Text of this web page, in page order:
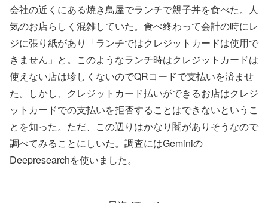
会社の近くにある焼き鳥屋でランチで親子丼を食べた。人
気のお店らしく混雑していた。食べ終わって会計の時にレ
ジに張り紙があり「ランチではクレジットカードは使用で
きません」と。このようなランチ時はクレジットカードは
使えない店は珍しくないのでQRコードで支払いを済ませ
た。しかし、クレジットカード払いができるお店はクレジ
ットカードでの支払いを拒否することはできないというこ
とを知った。ただ、この辺りはかなり闇がありそうなので
調べてみることにしいた。調査にはGeminiの
Deepresearchを使いました。